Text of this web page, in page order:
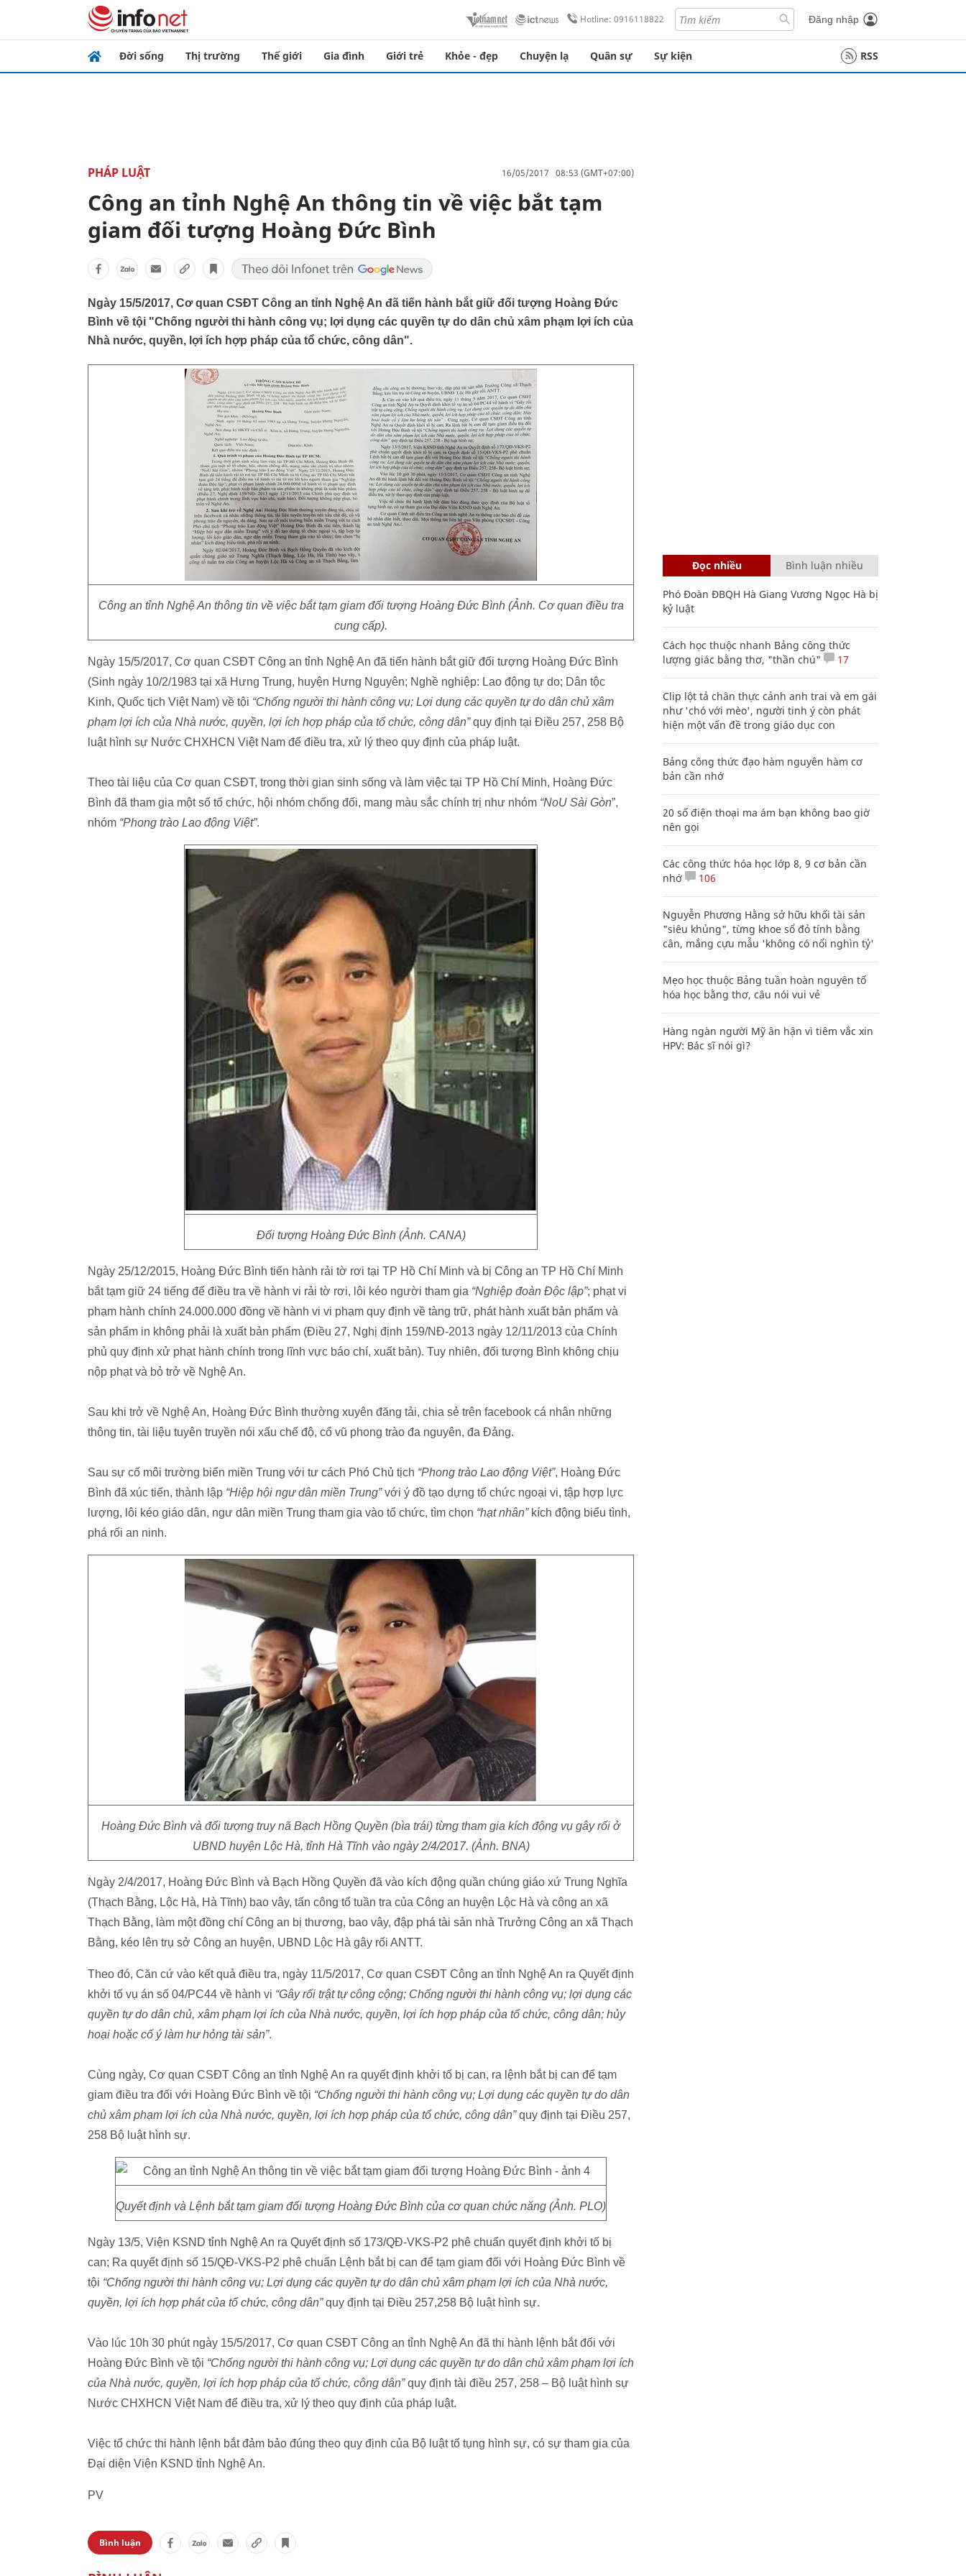
Hotline: 0916118822 Đăng nhập
Đời sống Thị trường Thế giới Gia đình Giới trẻ Khỏe - đẹp Chuyện lạ Quân sự Sự kiện RSS
PHÁP LUẬT 16/05/2017 08:53 (GMT+07:00)
Công an tỉnh Nghệ An thông tin về việc bắt tạm
giam đối tượng Hoàng Đức Bình
Ngày 15/5/2017, Cơ quan CSĐT Công an tỉnh Nghệ An đã tiến hành bắt giữ đối tượng Hoàng Đức
Bình về tội "Chống người thi hành công vụ; lợi dụng các quyền tự do dân chủ xâm phạm lợi ích của
Nhà nước, quyền, lợi ích hợp pháp của tổ chức, công dân".
Công an tỉnh Nghệ An thông tin về việc bắt tạm giam đối tượng Hoàng Đức Bình (Ảnh. Cơ quan điều tra
cung cấp).
Ngày 15/5/2017, Cơ quan CSĐT Công an tỉnh Nghệ An đã tiến hành bắt giữ đối tượng Hoàng Đức Bình
(Sinh ngày 10/2/1983 tại xã Hưng Trung, huyện Hưng Nguyên; Nghề nghiệp: Lao động tự do; Dân tộc
Kinh, Quốc tịch Việt Nam) về tội “Chống người thi hành công vụ; Lợi dụng các quyền tự do dân chủ xâm
phạm lợi ích của Nhà nước, quyền, lợi ích hợp pháp của tổ chức, công dân”quy định tại Điều 257, 258 Bộ
luật hình sự Nước CHXHCN Việt Nam để điều tra, xử lý theo quy định của pháp luật.
Theo tài liệu của Cơ quan CSĐT, trong thời gian sinh sống và làm việc tại TP Hồ Chí Minh, Hoàng Đức
Bình đã tham gia một số tổ chức, hội nhóm chống đối, mang màu sắc chính trị như nhóm “NoU Sài Gòn”,
nhóm “Phong trào Lao động Việt”.
Đối tượng Hoàng Đức Bình (Ảnh. CANA)
Ngày 25/12/2015, Hoàng Đức Bình tiến hành rải tờ rơi tại TP Hồ Chí Minh và bị Công an TP Hồ Chí Minh
bắt tạm giữ 24 tiếng để điều tra về hành vi rải tờ rơi, lôi kéo người tham gia “Nghiệp đoàn Độc lập”; phạt vi
phạm hành chính 24.000.000 đồng về hành vi vi phạm quy định về tàng trữ, phát hành xuất bản phẩm và
sản phẩm in không phải là xuất bản phẩm (Điều 27, Nghị định 159/NĐ-2013 ngày 12/11/2013 của Chính
phủ quy định xử phạt hành chính trong lĩnh vực báo chí, xuất bản). Tuy nhiên, đối tượng Bình không chịu
nộp phạt và bỏ trở về Nghệ An.
Sau khi trở về Nghệ An, Hoàng Đức Bình thường xuyên đăng tải, chia sẻ trên facebook cá nhân những
thông tin, tài liệu tuyên truyền nói xấu chế độ, cổ vũ phong trào đa nguyên, đa Đảng.
Sau sự cố môi trường biển miền Trung với tư cách Phó Chủ tịch “Phong trào Lao động Việt”, Hoàng Đức
Bình đã xúc tiến, thành lập “Hiệp hội ngư dân miền Trung”với ý đồ tạo dựng tổ chức ngoại vi, tập hợp lực
lượng, lôi kéo giáo dân, ngư dân miền Trung tham gia vào tổ chức, tìm chọn “hạt nhân”kích động biểu tình,
phá rối an ninh.
Hoàng Đức Bình và đối tượng truy nã Bạch Hồng Quyền (bìa trái) từng tham gia kích động vụ gây rối ở
UBND huyện Lộc Hà, tỉnh Hà Tĩnh vào ngày 2/4/2017. (Ảnh. BNA)
Ngày 2/4/2017, Hoàng Đức Bình và Bạch Hồng Quyền đã vào kích động quần chúng giáo xứ Trung Nghĩa
(Thạch Bằng, Lộc Hà, Hà Tĩnh) bao vây, tấn công tổ tuần tra của Công an huyện Lộc Hà và công an xã
Thạch Bằng, làm một đồng chí Công an bị thương, bao vây, đập phá tài sản nhà Trưởng Công an xã Thạch
Bằng, kéo lên trụ sở Công an huyện, UBND Lộc Hà gây rối ANTT.
Theo đó, Căn cứ vào kết quả điều tra, ngày 11/5/2017, Cơ quan CSĐT Công an tỉnh Nghệ An ra Quyết định
khởi tố vụ án số 04/PC44 về hành vi “Gây rối trật tự công cộng; Chống người thi hành công vụ; lợi dụng các
quyền tự do dân chủ, xâm phạm lợi ích của Nhà nước, quyền, lợi ích hợp pháp của tổ chức, công dân; hủy
hoại hoặc cố ý làm hư hỏng tài sản”.
Cùng ngày, Cơ quan CSĐT Công an tỉnh Nghệ An ra quyết định khởi tố bị can, ra lệnh bắt bị can để tạm
giam điều tra đối với Hoàng Đức Bình về tội “Chống người thi hành công vụ; Lợi dụng các quyền tự do dân
chủ xâm phạm lợi ích của Nhà nước, quyền, lợi ích hợp pháp của tổ chức, công dân”quy định tại Điều 257,
258 Bộ luật hình sự.
Quyết định và Lệnh bắt tạm giam đối tượng Hoàng Đức Bình của cơ quan chức năng (Ảnh. PLO)
Ngày 13/5, Viện KSND tỉnh Nghệ An ra Quyết định số 173/QĐ-VKS-P2 phê chuẩn quyết định khởi tố bị
can; Ra quyết định số 15/QĐ-VKS-P2 phê chuẩn Lệnh bắt bị can để tạm giam đối với Hoàng Đức Bình về
tội “Chống người thi hành công vụ; Lợi dụng các quyền tự do dân chủ xâm phạm lợi ích của Nhà nước,
quyền, lợi ích hợp phát của tổ chức, công dân”quy định tại Điều 257,258 Bộ luật hình sự.
Vào lúc 10h 30 phút ngày 15/5/2017, Cơ quan CSĐT Công an tỉnh Nghệ An đã thi hành lệnh bắt đối với
Hoàng Đức Bình về tội “Chống người thi hành công vụ; Lợi dụng các quyền tự do dân chủ xâm phạm lợi ích
của Nhà nước, quyền, lợi ích hợp pháp của tổ chức, công dân”quy định tài điều 257, 258 – Bộ luật hình sự
Nước CHXHCN Việt Nam để điều tra, xử lý theo quy định của pháp luật.
Việc tổ chức thi hành lệnh bắt đảm bảo đúng theo quy định của Bộ luật tố tụng hình sự, có sự tham gia của
Đại diện Viện KSND tỉnh Nghệ An.
PV
Bình luận
Đọc nhiều Bình luận nhiều
Phó Đoàn ĐBQH Hà Giang Vương Ngọc Hà bị
kỷ luật
Cách học thuộc nhanh Bảng công thức
lượng giác bằng thơ, "thần chú"
17
Clip lột tả chân thực cảnh anh trai và em gái
như 'chó với mèo', người tinh ý còn phát
hiện một vấn đề trong giáo dục con
Bảng công thức đạo hàm nguyên hàm cơ
bản cần nhớ
20 số điện thoại ma ám bạn không bao giờ
nên gọi
Các công thức hóa học lớp 8, 9 cơ bản cần
nhớ
106
Nguyễn Phương Hằng sở hữu khối tài sản
"siêu khủng", từng khoe sổ đỏ tính bằng
cân, mắng cựu mẫu 'không có nổi nghìn tỷ'
Mẹo học thuộc Bảng tuần hoàn nguyên tố
hóa học bằng thơ, câu nói vui vẻ
Hàng ngàn người Mỹ ân hận vì tiêm vắc xin
HPV: Bác sĩ nói gì?